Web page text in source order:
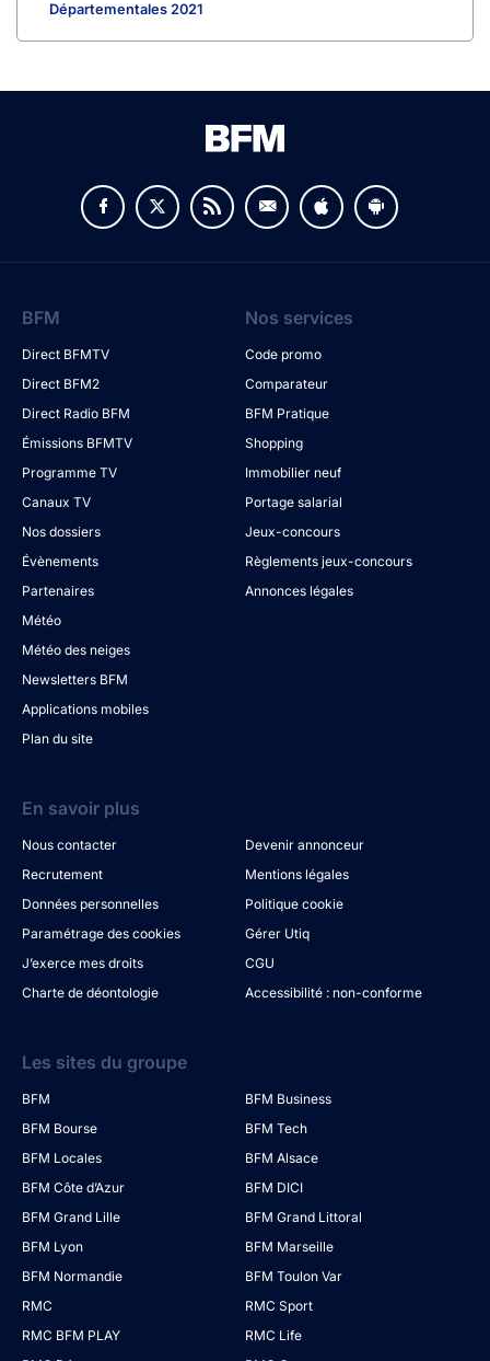
Départementales 2021
BFM
Direct BFMTV
Direct BFM2
Direct Radio BFM
Émissions BFMTV
Programme TV
Canaux TV
Nos dossiers
Évènements
Partenaires
Météo
Météo des neiges
Newsletters BFM
Applications mobiles
Plan du site
Nos services
Code promo
Comparateur
BFM Pratique
Shopping
Immobilier neuf
Portage salarial
Jeux-concours
Règlements jeux-concours
Annonces légales
En savoir plus
Nous contacter
Devenir annonceur
Recrutement
Mentions légales
Données personnelles
Politique cookie
Paramétrage des cookies
Gérer Utiq
J’exerce mes droits
CGU
Charte de déontologie
Accessibilité : non-conforme
Les sites du groupe
BFM
BFM Business
BFM Bourse
BFM Tech
BFM Locales
BFM Alsace
BFM Côte d’Azur
BFM DICI
BFM Grand Lille
BFM Grand Littoral
BFM Lyon
BFM Marseille
BFM Normandie
BFM Toulon Var
RMC
RMC Sport
RMC BFM PLAY
RMC Life